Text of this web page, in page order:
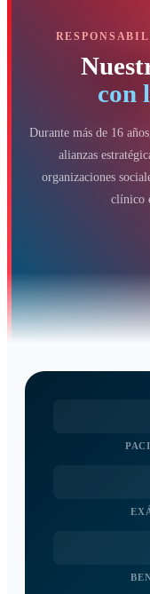
con
Durante más de 16
alianzas
organizaciones
clínico